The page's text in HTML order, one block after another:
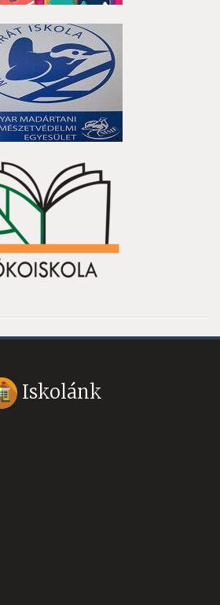
Iskolánk